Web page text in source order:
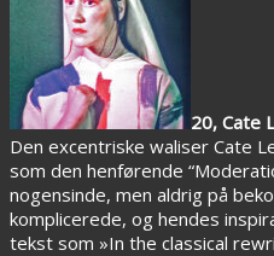
20, Cate
Den excentriske waliser Cate
som den henførende
nogensinde, men aldrig på
komplicerede, og hendes
tekst som »In the classical